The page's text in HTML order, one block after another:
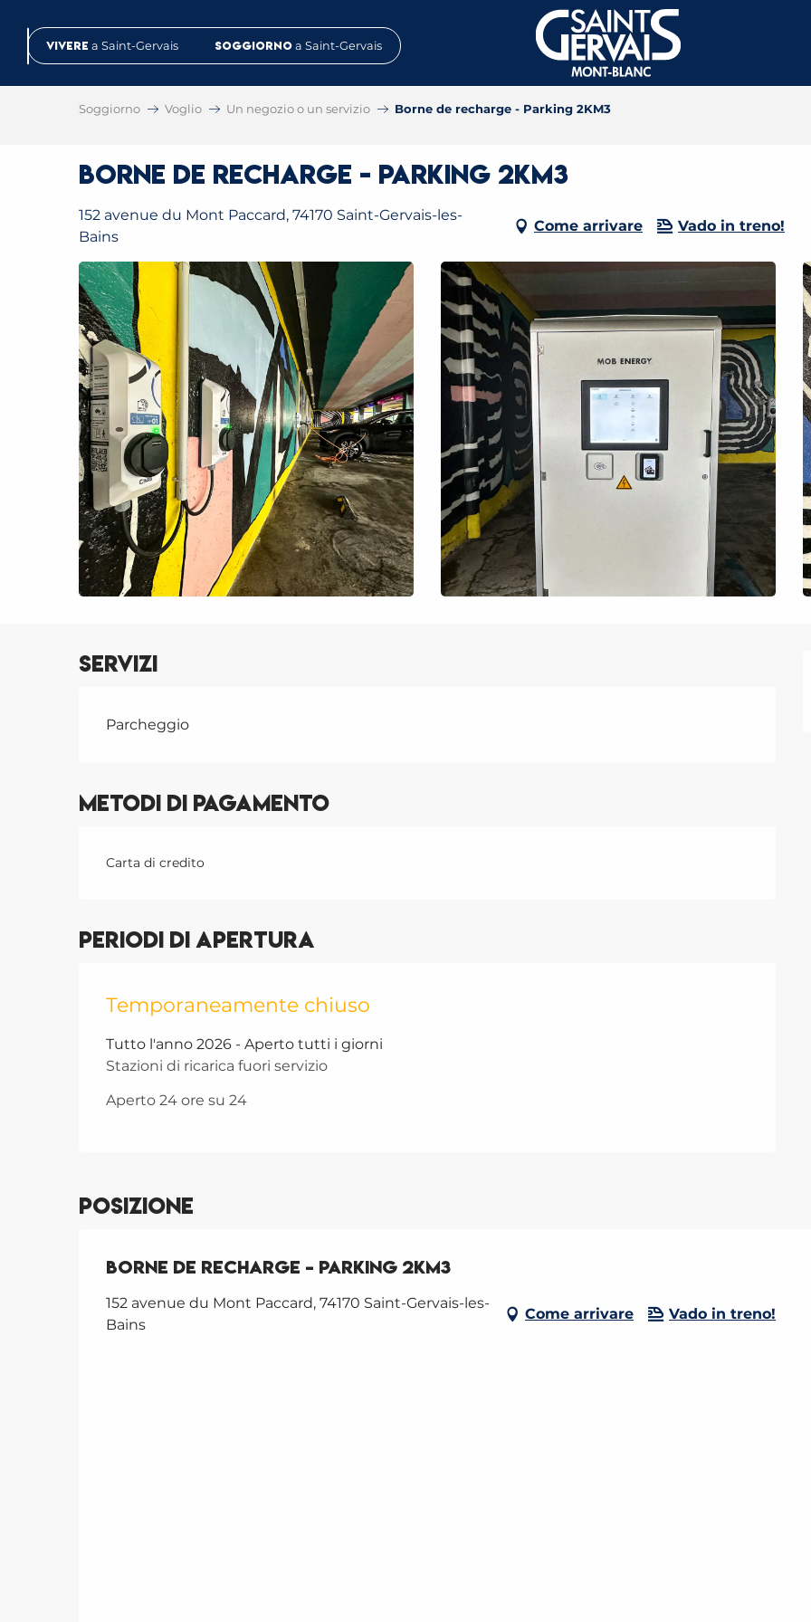
contenuVivere a Saint-Gervais Soggiorno a Saint-Gervais
Soggiorno Voglio Un negozio o un servizio Borne de recharge - Parking 2KM3
Borne de recharge - Parking 2KM3
152 avenue du Mont Paccard, 74170 Saint-Gervais-les-
Bains
Come arrivare Vado in treno!
Servizi
Parcheggio
Metodi di pagamento
Carta di credito
Periodi di apertura
Temporaneamente chiuso
Tutto l'anno 2026 - Aperto tutti i giorni
Stazioni di ricarica fuori servizio
Aperto 24 ore su 24
Posizione
Borne de recharge - Parking 2KM3
152 avenue du Mont Paccard, 74170 Saint-Gervais-les-
Bains
Come arrivare Vado in treno!